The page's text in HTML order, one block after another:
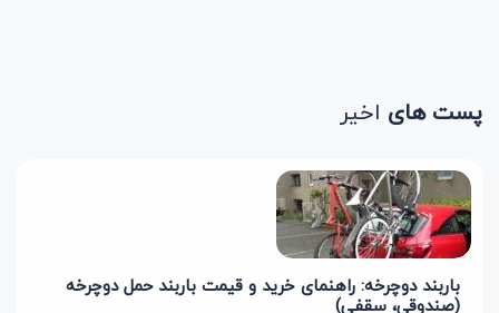
پست های اخیر
باربند دوچرخه: راهنمای خرید و قیمت باربند حمل دوچرخه
(صندوقی، سقفی)